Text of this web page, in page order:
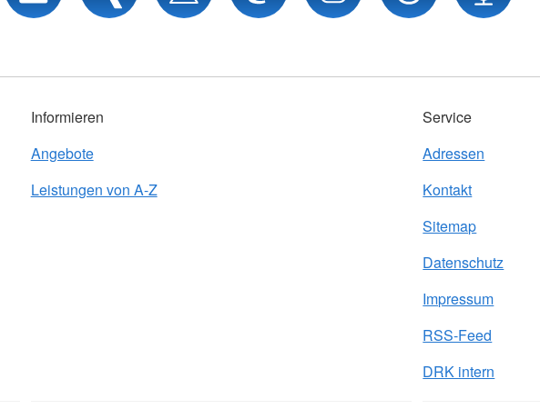
Informieren
Angebote
Leistungen von A-Z
Service
Adressen
Kontakt
Sitemap
Datenschutz
Impressum
RSS-Feed
DRK intern